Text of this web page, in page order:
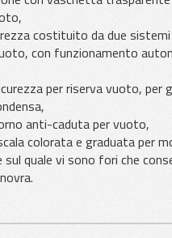
costituito da due
con funzionamento
per riserva vuoto, per
anti-caduta per vuoto,
colorata e graduata per
sul quale vi sono fori che